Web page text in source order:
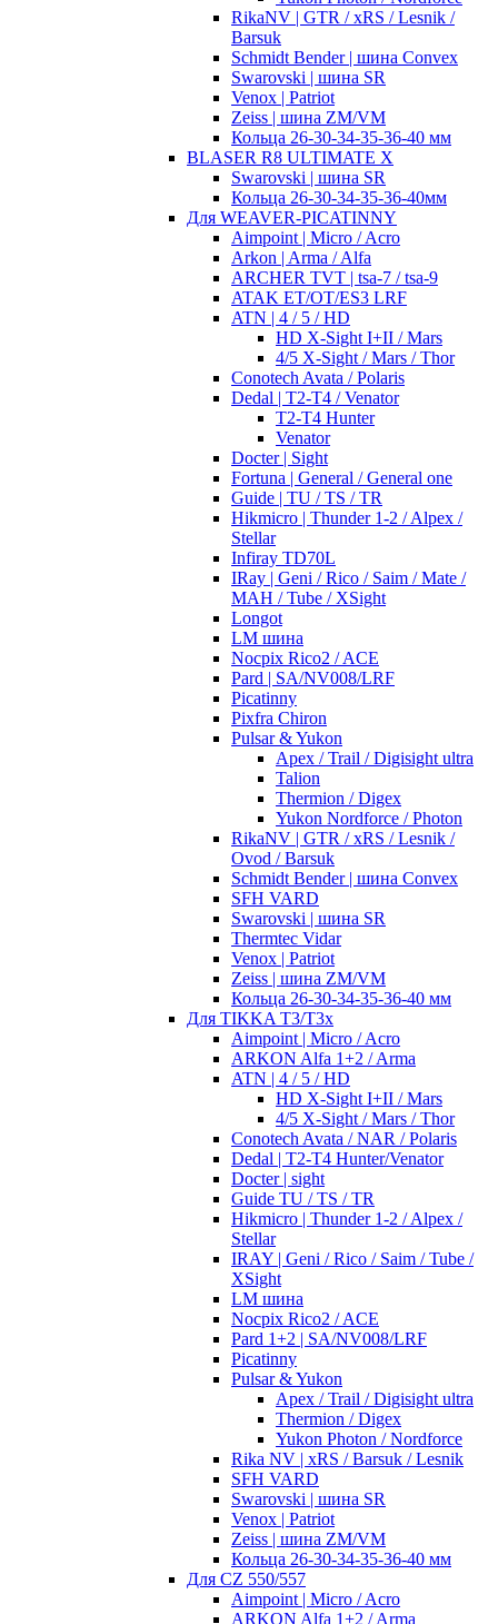
RikaNV | GTR / xRS / Lesnik /
Barsuk
Schmidt Bender | шина Convex
Swarovski | шина SR
Venox | Patriot
Zeiss | шина ZM/VM
Кольца 26-30-34-35-36-40 мм
BLASER R8 ULTIMATE X
Swarovski | шина SR
Кольца 26-30-34-35-36-40мм
Для WEAVER-PICATINNY
Aimpoint | Micro / Acro
Arkon | Arma / Alfa
ARCHER TVT | tsa-7 / tsa-9
ATAK ET/OT/ES3 LRF
ATN | 4 / 5 / HD
HD X-Sight I+II / Mars
4/5 X-Sight / Mars / Thor
Conotech Avata / Polaris
Dedal | T2-T4 / Venator
T2-T4 Hunter
Venator
Docter | Sight
Fortuna | General / General one
Guide | TU / TS / TR
Hikmicro | Thunder 1-2 / Alpex /
Stellar
Infiray TD70L
IRay | Geni / Rico / Saim / Mate /
MAH / Tube / XSight
Longot
LM шина
Nocpix Rico2 / ACE
Pard | SA/NV008/LRF
Picatinny
Pixfra Chiron
Pulsar & Yukon
Apex / Trail / Digisight ultra
Talion
Thermion / Digex
Yukon Nordforce / Photon
RikaNV | GTR / xRS / Lesnik /
Ovod / Barsuk
Schmidt Bender | шина Convex
SFH VARD
Swarovski | шина SR
Thermtec Vidar
Venox | Patriot
Zeiss | шина ZM/VM
Кольца 26-30-34-35-36-40 мм
Для TIKKA T3/T3x
Aimpoint | Micro / Acro
ARKON Alfa 1+2 / Arma
ATN | 4 / 5 / HD
HD X-Sight I+II / Mars
4/5 X-Sight / Mars / Thor
Conotech Avata / NAR / Polaris
Dedal | T2-T4 Hunter/Venator
Docter | sight
Guide TU / TS / TR
Hikmicro | Thunder 1-2 / Alpex /
Stellar
IRAY | Geni / Rico / Saim / Tube /
XSight
LM шина
Nocpix Rico2 / ACE
Pard 1+2 | SA/NV008/LRF
Picatinny
Pulsar & Yukon
Apex / Trail / Digisight ultra
Thermion / Digex
Yukon Photon / Nordforce
Rika NV | xRS / Barsuk / Lesnik
SFH VARD
Swarovski | шина SR
Venox | Patriot
Zeiss | шина ZM/VM
Кольца 26-30-34-35-36-40 мм
Для CZ 550/557
Aimpoint | Micro / Acro
ARKON Alfa 1+2 / Arma